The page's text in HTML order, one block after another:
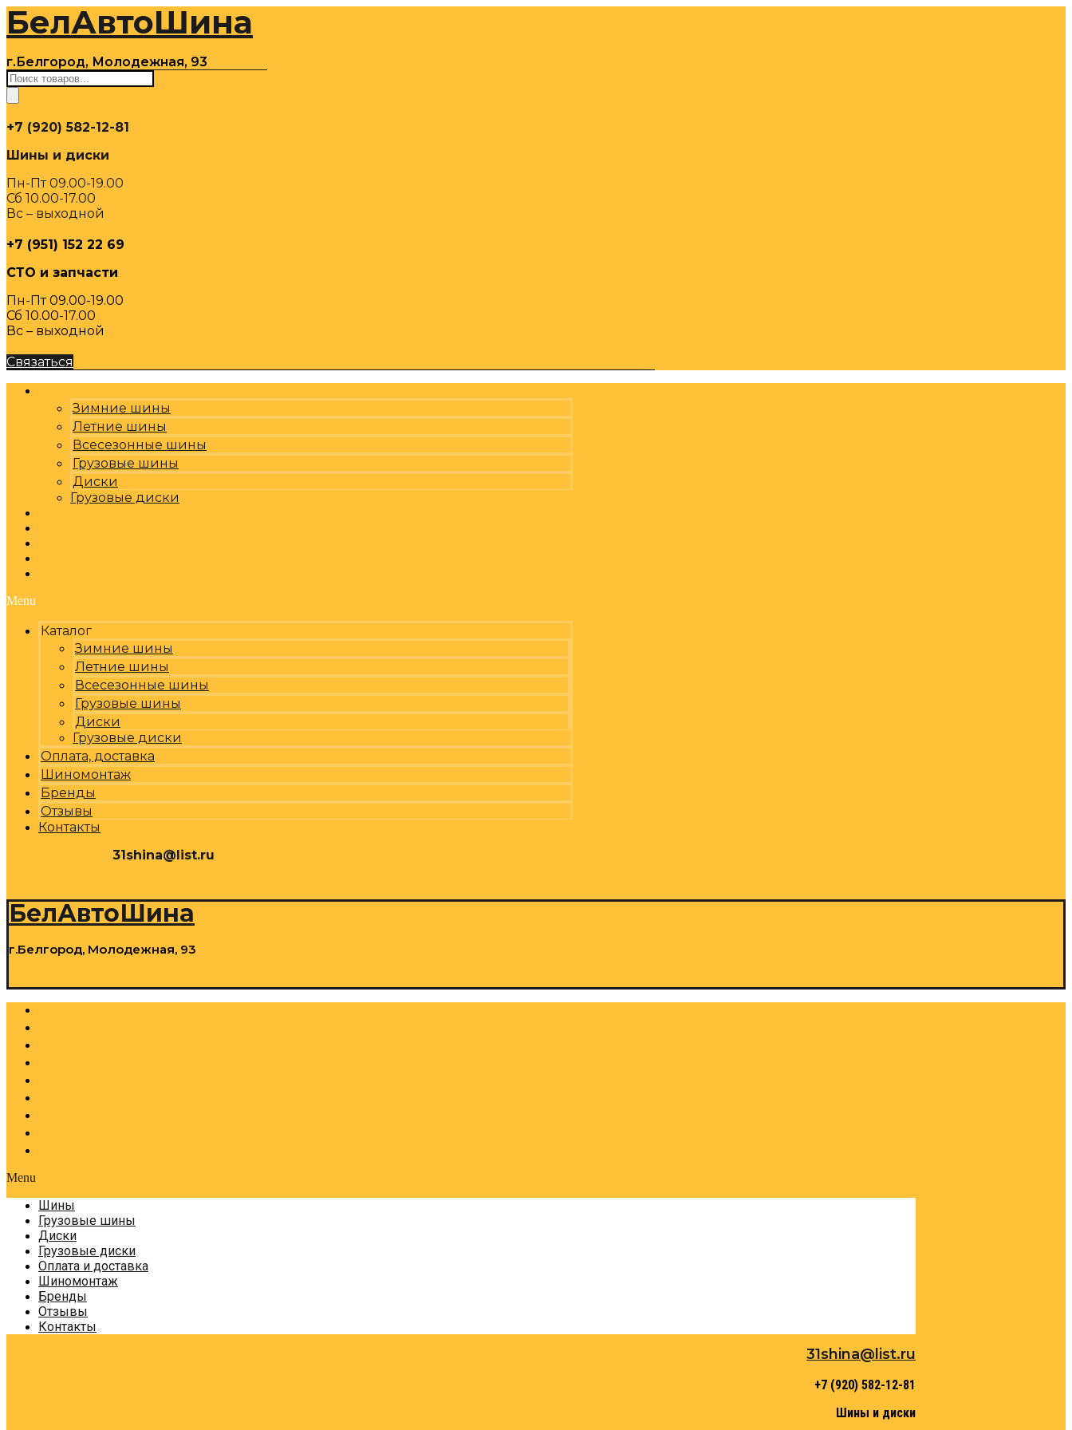
Перейти
содержимому
БелАвтоШина
г.Белгород, Молодежная, 93
Поиск
товаров
+7 (920) 582-12-81
Шины и диски
Пн-Пт 09.00-19.00
Сб 10.00-17.00
Вс – выходной
+7 (951) 152 22 69
СТО и запчасти
Пн-Пт 09.00-19.00
Сб 10.00-17.00
Вс – выходной
Связаться
Зимние шины
Летние шины
Всесезонные шины
Грузовые шины
Диски
Грузовые диски
Menu
Каталог
Зимние шины
Летние шины
Всесезонные шины
Грузовые шины
Диски
Грузовые диски
Оплата, доставка
Шиномонтаж
Бренды
Отзывы
Контакты
31shina@list.ru
БелАвтоШина
г.Белгород, Молодежная, 93
Menu
Шины
Грузовые шины
Диски
Грузовые диски
Оплата и доставка
Шиномонтаж
Бренды
Отзывы
Контакты
31shina@list.ru
+7 (920) 582-12-81
Шины и диски